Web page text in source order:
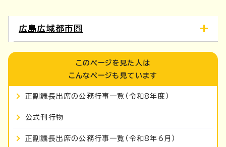
広島広域都市圏
このページを見た人は
こんなページも見ています
正副議長出席の公務行事一覧（令和8年度）
公式刊行物
正副議長出席の公務行事一覧（令和8年6月）